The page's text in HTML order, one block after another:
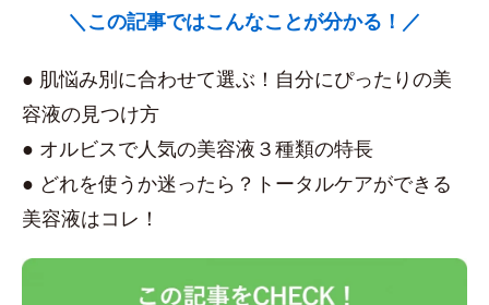
＼この記事ではこんなことが分かる！／
● 肌悩み別に合わせて選ぶ！自分にぴったりの美
容液の見つけ方
● オルビスで人気の美容液３種類の特長
● どれを使うか迷ったら？トータルケアができる
美容液はコレ！